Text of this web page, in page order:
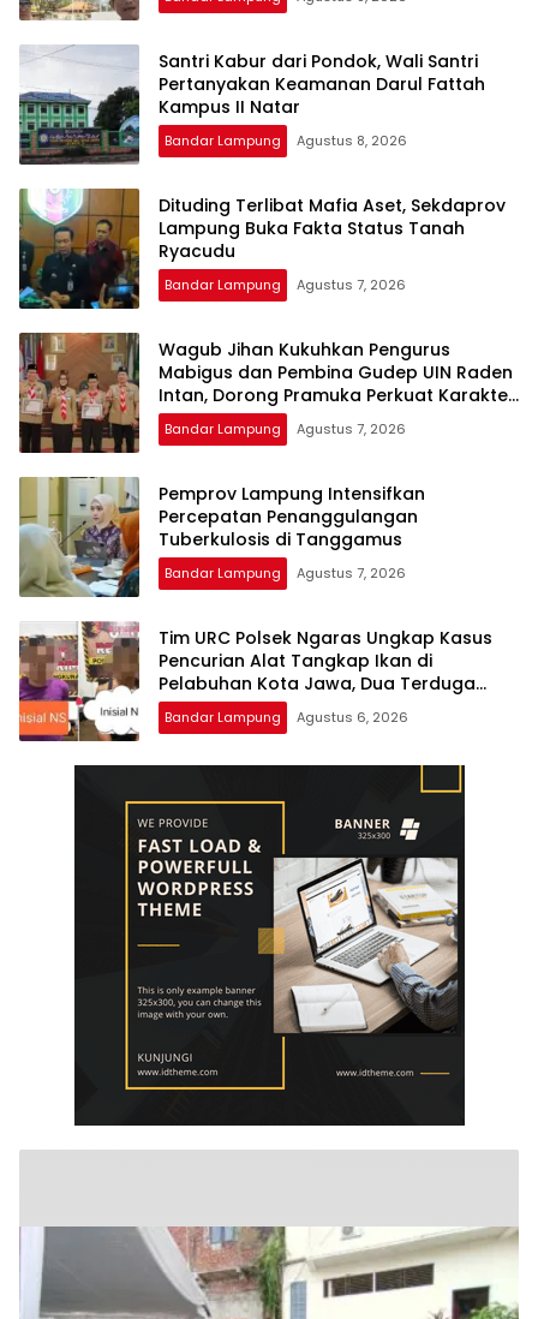
Santri Kabur dari Pondok, Wali Santri
Pertanyakan Keamanan Darul Fattah
Kampus II Natar
Bandar Lampung Agustus 8, 2026
Dituding Terlibat Mafia Aset, Sekdaprov
Lampung Buka Fakta Status Tanah
Ryacudu
Bandar Lampung Agustus 7, 2026
Wagub Jihan Kukuhkan Pengurus
Mabigus dan Pembina Gudep UIN Raden
Intan, Dorong Pramuka Perkuat Karakter
Generasi Muda
Bandar Lampung Agustus 7, 2026
Pemprov Lampung Intensifkan
Percepatan Penanggulangan
Tuberkulosis di Tanggamus
Bandar Lampung Agustus 7, 2026
Tim URC Polsek Ngaras Ungkap Kasus
Pencurian Alat Tangkap Ikan di
Pelabuhan Kota Jawa, Dua Terduga
Pelaku Diamankan.
Bandar Lampung Agustus 6, 2026